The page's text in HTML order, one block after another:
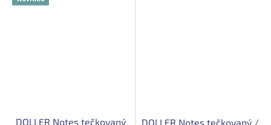
DOLLER Notes tečkovaný
DOLLER Notes tečkovaný /